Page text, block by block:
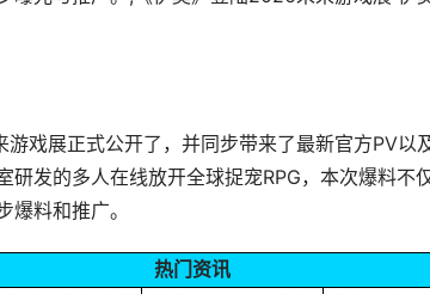
戏展正式公开了，并同步带来了最新官方PV以
研发的多人在线放开全球捉宠RPG，本次爆料不
料和推广。
热门资讯